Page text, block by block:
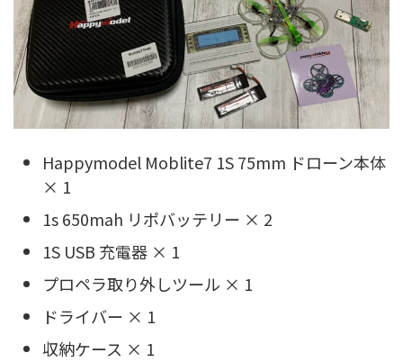
Happymodel Moblite7 1S 75mm ドローン本体
× 1
1s 650mah リポバッテリー × 2
1S USB 充電器 × 1
プロペラ取り外しツール × 1
ドライバー × 1
収納ケース × 1